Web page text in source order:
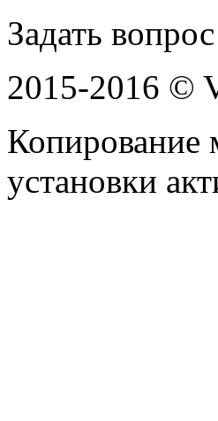
Задать вопрос
2015-2016 ©
Копирование
установки